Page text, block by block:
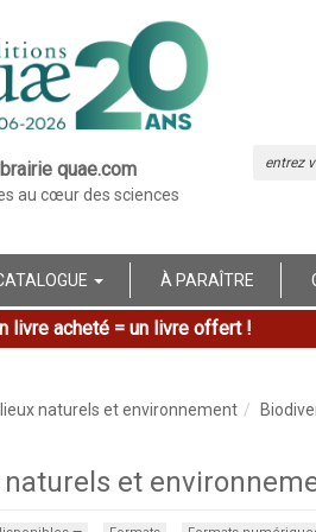
quae.com
au cœur des sciences
À PARAÎTRE
livre acheté = un livre offert !
naturels et environnement
et